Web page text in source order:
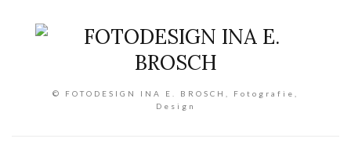
© FOTODESIGN INA E. BROSCH, Fotografie,
Design